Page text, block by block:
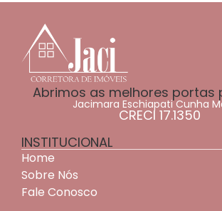
Abrimos as melhores portas
Jacimara Eschiapati Cunha
CRECI 17.1350
INSTITUCIONAL
Home
Sobre Nós
Fale Conosco